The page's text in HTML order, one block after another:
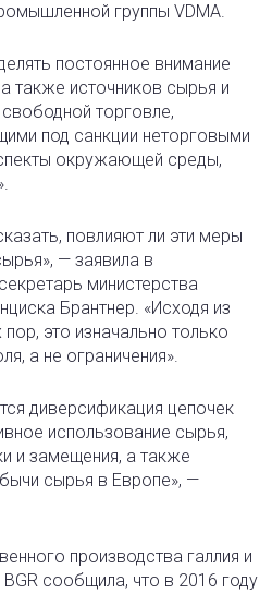
группы VDMA.
постоянное внимание
также источников сырья и
торговле,
под санкции неторговыми
окружающей среды,
повлияют ли эти меры
— заявила в
министерства
Брантнер. «Исходя из
это изначально только
а не ограничения».
диверсификация цепочек
использование сырья,
и замещения, а также
сырья в Европе», —
производства галлия и
сообщила, что в 2016 году